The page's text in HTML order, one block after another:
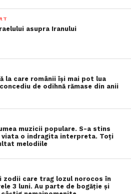
asupra Iranului
la care românii îşi mai pot lua
de odihnă rămase din anii
muzicii populare. S-a stins
viata o indragita interpreta. Toți
melodiile
zodii care trag lozul norocos în
3 luni. Au parte de bogăție și